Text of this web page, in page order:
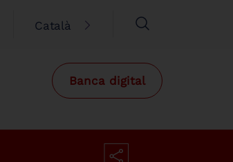
Català
Banca digital